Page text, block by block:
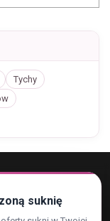
Tychy
suknię